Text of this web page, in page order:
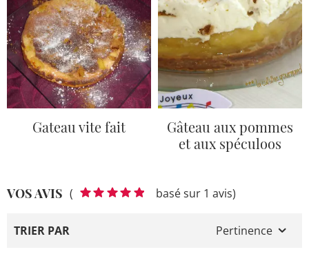
Gateau vite fait
Gâteau aux pommes
et aux spéculoos
VOS AVIS ( basé sur 1 avis)
TRIER PAR Pertinence